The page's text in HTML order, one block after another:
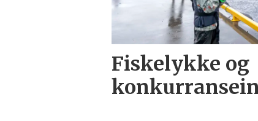
Fiskelykke og